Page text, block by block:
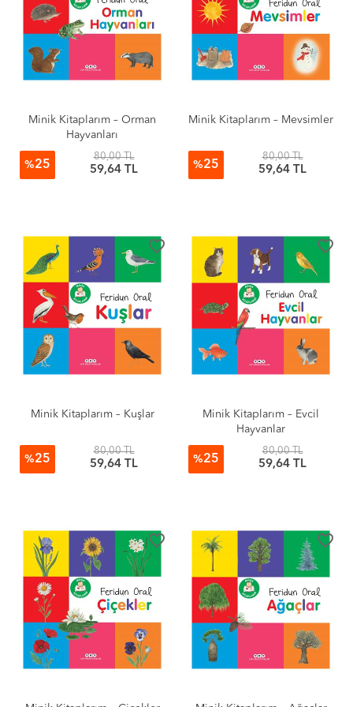
Minik Kitaplarım – Orman
Hayvanları
%25
80,00 TL
59,64 TL
Minik Kitaplarım – Mevsimler
%25
80,00 TL
59,64 TL
favorite_border
Minik Kitaplarım – Kuşlar
%25
80,00 TL
59,64 TL
favorite_border
Minik Kitaplarım – Evcil
Hayvanlar
%25
80,00 TL
59,64 TL
favorite_border favorite_border